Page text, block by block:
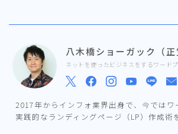
八木橋ショーガック（正
ネットを使ったビジネスをするワード
2017年からインフォ業界出身で、今ではワ
実践的なランディングページ（LP）作成術